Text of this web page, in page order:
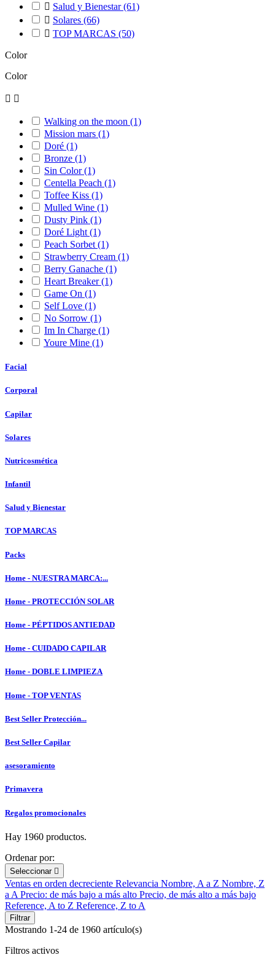
 Salud y Bienestar(61)
 Solares (66)
 TOP MARCAS (50)
Color
Color
 
Walking on the moon (1)
Mission mars (1)
Doré (1)
Bronze (1)
Sin Color(1)
Centella Peach (1)
Toffee Kiss (1)
Mulled Wine (1)
Dusty Pink (1)
Doré Light (1)
Peach Sorbet (1)
Strawberry Cream (1)
Berry Ganache (1)
Heart Breaker(1)
Game On (1)
Self Love (1)
No Sorrow (1)
Im In Charge (1)
Youre Mine (1)
Facial
Corporal
Capilar
Solares
Nutricosmética
Infantil
Salud y Bienestar
TOP MARCAS
Packs
Home - NUESTRA MARCA:...
Home - PROTECCIÓN SOLAR
Home - PÉPTIDOS ANTIEDAD
Home - CUIDADO CAPILAR
Home - DOBLE LIMPIEZA
Home - TOP VENTAS
Best Seller Protección...
Best Seller Capilar
asesoramiento
Primavera
Regalos promocionales
Hay 1960 productos.
Ordenar por:
Seleccionar 
Ventas en orden decreciente Relevancia Nombre, A a Z Nombre, Z
a A Precio: de más bajo a más alto Precio, de más alto a más bajo
Reference, A to Z Reference, Z to A
Filtrar
Mostrando 1-24 de 1960 artículo(s)
Filtros activos